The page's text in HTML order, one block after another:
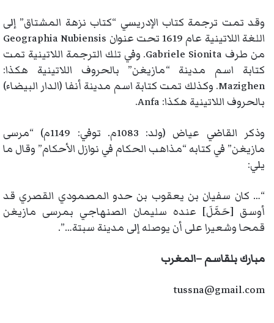
وقد تمت ترجمة كتاب الإدريسي “كتاب نزهة المشتاق” إلى
اللغة اللاتينية عام 1619 تحت عنوان Geographia Nubiensis
من طرف Gabriele Sionita. وفي تلك الترجمة اللاتينية تمت
كتابة اسم مدينة “مازيغن” بالحروف اللاتينية هكذا:
Mazighen. وكذلك تمت كتابة اسم مدينة أنفا (الدار البيضاء)
بالحروف اللاتينية هكذا: Anfa.
وذكر القاضي عياض (ولد: 1083م. توفي: 1149م) “مرسى
مازيغن” في كتابه “مذاهب الحكام في نوازل الأحكام” وقال ما
يلي:
“… كان سفيان بن يعقوب بن حدو المصمودي القصري قد
أوسق [حَمَّلَ] عنده سليمان الصنهاجي بمرسى مازيغن
قمحا وشعيرا على أن يوصله إلى مدينة سبتة…”.
مبارك بلقاسم –المغرب
tussna@gmail.com